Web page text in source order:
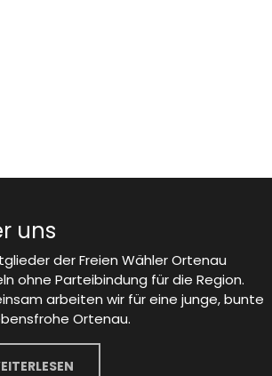
uns
der Freien Wähler Ortenau
ohne Parteibindung für die Region.
arbeiten wir für eine junge, bunte
Ortenau.